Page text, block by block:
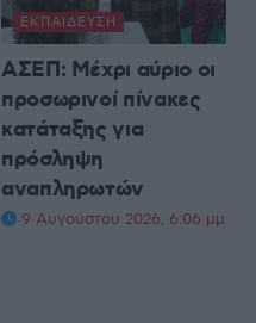
ΕΚΠΑΊΔΕΥΣΗ
ΑΣΕΠ: Μέχρι αύριο οι
προσωρινοί πίνακες
κατάταξης για
πρόσληψη
αναπληρωτών
9 Αυγούστου 2026, 6:06 μμ